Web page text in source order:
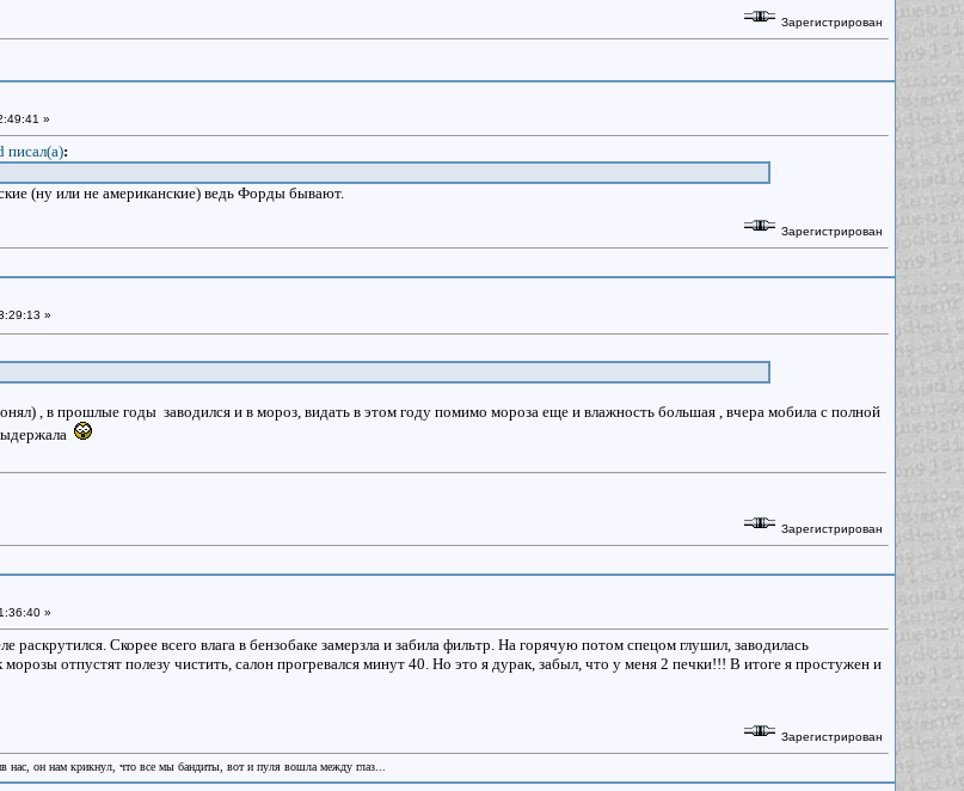
Зарегистрирован
»
писал(a):
(ну или не американские) ведь Форды бывают.
Зарегистрирован
»
, в прошлые годы заводился и в мороз, видать в этом году помимо мороза еще и влажность большая , вчера мобила с полной
Зарегистрирован
»
раскрутился. Скорее всего влага в бензобаке замерзла и забила фильтр. На горячую потом спецом глушил, заводилась
морозы отпустят полезу чистить, салон прогревался минут 40. Но это я дурак, забыл, что у меня 2 печки!!! В итоге я простужен и
Зарегистрирован
нас, он нам крикнул, что все мы бандиты, вот и пуля вошла между глаз...